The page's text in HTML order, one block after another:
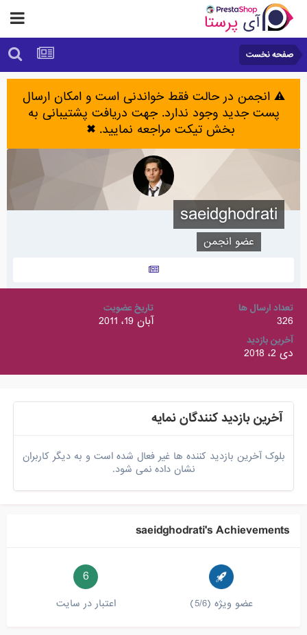
صفحه نخست
⚠️ انجمن در حالت فقط خواندنی است و امکان ارسال
پست جدید وجود ندارد. جهت دریافت پشتیبانی به
بخش تیکت مراجعه نمایید.✖
saeidghodrati
عضو انجمن
تعداد ارسال ها
326
تاریخ عضویت
آبان 19، 2011
آخرین بازدید
دی 2، 2018
آخرین بازدید کنندگان نمایه
بلوک آخرین بازدید کننده ها غیر فعال شده است و به دیگر کاربران
نشان داده نمی شود.
saeidghodrati's Achievements
عضو ویژه (5/6)
6
اعتبار در سایت